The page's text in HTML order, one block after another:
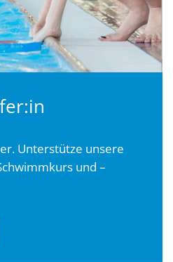
Unterstütze unsere
und –